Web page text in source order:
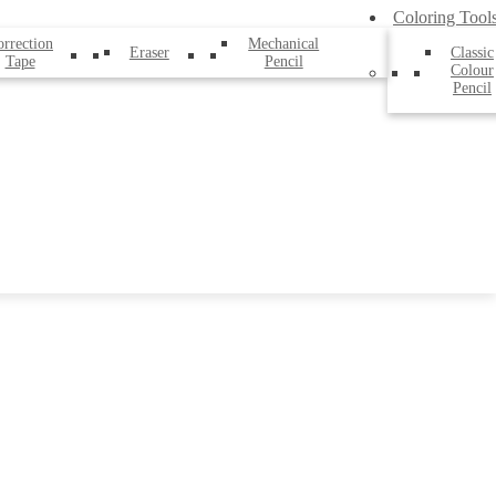
Tape
Eraser
Mechanical
Pencil
Coloring
Classic
Colour
Pencil